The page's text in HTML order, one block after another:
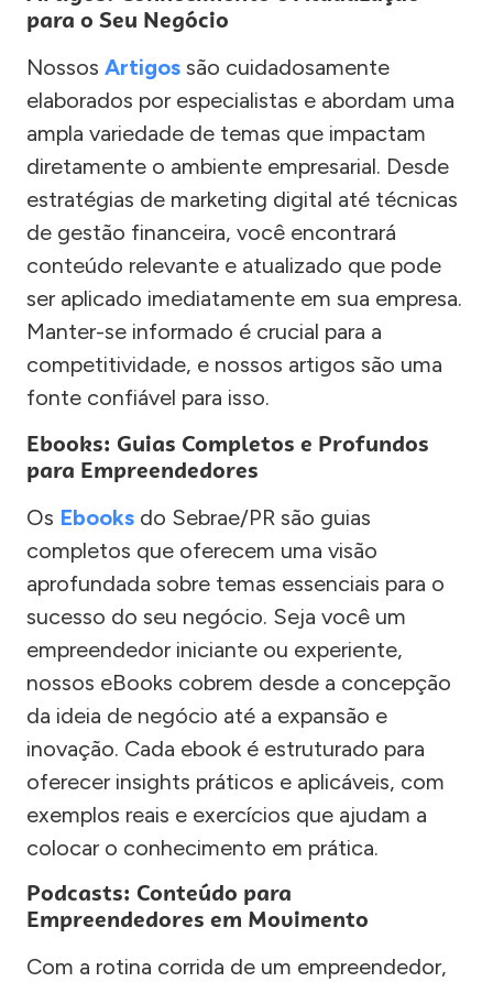
para o Seu Negócio
Nossos Artigos são cuidadosamente
elaborados por especialistas e abordam uma
ampla variedade de temas que impactam
diretamente o ambiente empresarial. Desde
estratégias de marketing digital até técnicas
de gestão financeira, você encontrará
conteúdo relevante e atualizado que pode
ser aplicado imediatamente em sua empresa.
Manter-se informado é crucial para a
competitividade, e nossos artigos são uma
fonte confiável para isso.
Ebooks: Guias Completos e Profundos
para Empreendedores
Os Ebooks do Sebrae/PR são guias
completos que oferecem uma visão
aprofundada sobre temas essenciais para o
sucesso do seu negócio. Seja você um
empreendedor iniciante ou experiente,
nossos eBooks cobrem desde a concepção
da ideia de negócio até a expansão e
inovação. Cada ebook é estruturado para
oferecer insights práticos e aplicáveis, com
exemplos reais e exercícios que ajudam a
colocar o conhecimento em prática.
Podcasts: Conteúdo para
Empreendedores em Movimento
Com a rotina corrida de um empreendedor,